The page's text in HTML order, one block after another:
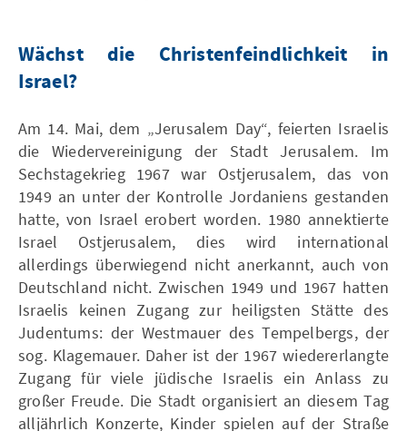
Wächst die Christenfeindlichkeit in
Israel?
Am 14. Mai, dem „Jerusalem Day“, feierten Israelis
die Wiedervereinigung der Stadt Jerusalem. Im
Sechstagekrieg 1967 war Ostjerusalem, das von
1949 an unter der Kontrolle Jordaniens gestanden
hatte, von Israel erobert worden. 1980 annektierte
Israel Ostjerusalem, dies wird international
allerdings überwiegend nicht anerkannt, auch von
Deutschland nicht. Zwischen 1949 und 1967 hatten
Israelis keinen Zugang zur heiligsten Stätte des
Judentums: der Westmauer des Tempelbergs, der
sog. Klagemauer. Daher ist der 1967 wiedererlangte
Zugang für viele jüdische Israelis ein Anlass zu
großer Freude. Die Stadt organisiert an diesem Tag
alljährlich Konzerte, Kinder spielen auf der Straße